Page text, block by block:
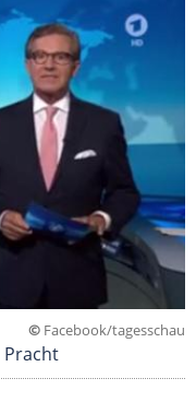
© Facebook/tagesschau
Pracht